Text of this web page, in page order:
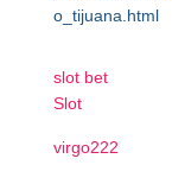
o_tijuana.html
slot bet
Slot
virgo222